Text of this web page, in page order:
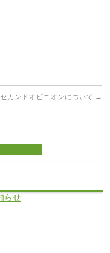
セカンドオピニオンについて →